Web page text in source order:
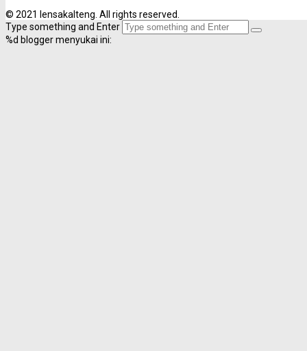
© 2021 lensakalteng. All rights reserved.
Type something and Enter
%d blogger menyukai ini: